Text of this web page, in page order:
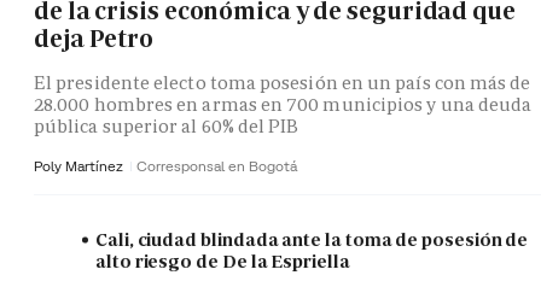
de la crisis económica y de seguridad que
deja Petro
El presidente electo toma posesión en un país con más de
28.000 hombres en armas en 700 municipios y una deuda
pública superior al 60% del PIB
Poly Martínez Corresponsal en Bogotá
Cali, ciudad blindada ante la toma de posesión de
alto riesgo de De la Espriella